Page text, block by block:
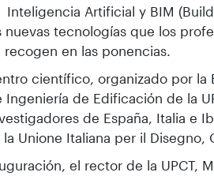
Inteligencia Artificial y BIM
nuevas tecnologías que los
en las ponencias.
científico, organizado por la
Ingeniería de Edificación de la
de España, Italia e
Unione Italiana per il Disegno,
el rector de la UPCT,